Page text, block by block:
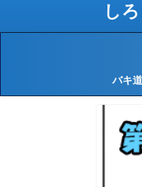
し
バキ